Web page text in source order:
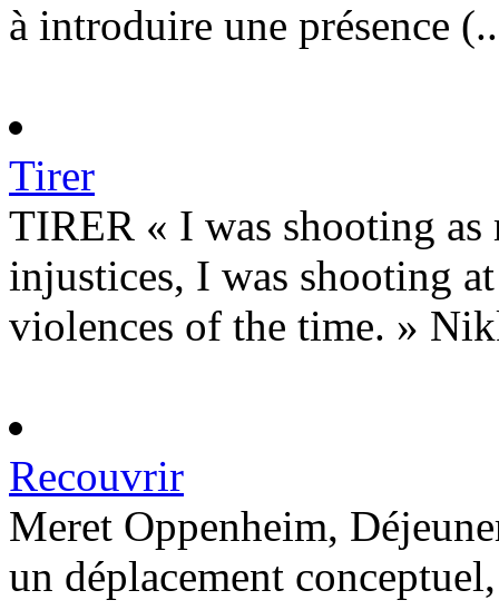
à introduire une présence
Tirer
TIRER « I was shooting
injustices, I was shooting
violences of the time. »
Recouvrir
Meret Oppenheim,
un déplacement